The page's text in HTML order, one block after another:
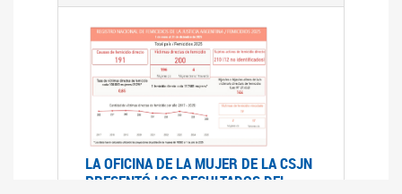
LA OFICINA DE LA MUJER DE LA CSJN
PRESENTÓ LOS RESULTADOS DEL